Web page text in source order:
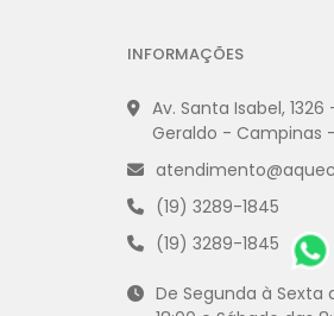
INFORMAÇÕES
Av. Santa Isabel, 1326
Geraldo - Campinas -
(19) 3289-1845
(19) 3289-1845
De Segunda à Sexta